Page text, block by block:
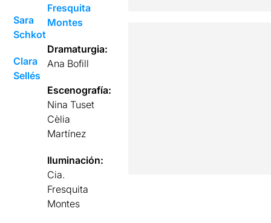
Sara
Schkot
Clara
Sellés
Fresquita
Montes
Dramaturgia:
Ana Bofill
Escenografía:
Nina Tuset
Cèlia
Martínez
Iluminación:
Cia.
Fresquita
Montes